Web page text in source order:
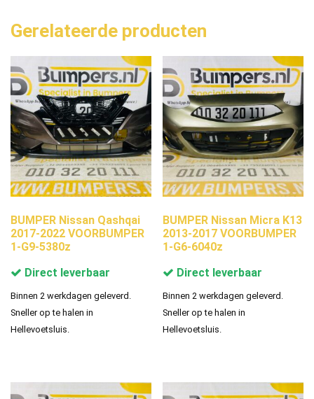
Gerelateerde producten
BUMPER Nissan Qashqai
2017-2022 VOORBUMPER
1-G9-5380z
Direct leverbaar
Binnen 2 werkdagen geleverd.
Sneller op te halen in
Hellevoetsluis.
BUMPER Nissan Micra K13
2013-2017 VOORBUMPER
1-G6-6040z
Direct leverbaar
Binnen 2 werkdagen geleverd.
Sneller op te halen in
Hellevoetsluis.